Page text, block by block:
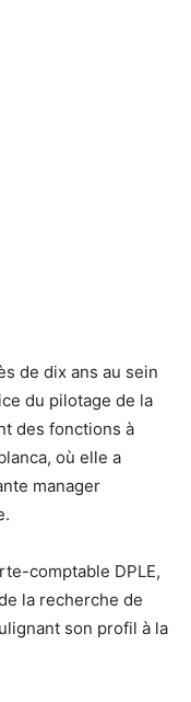
de dix ans au sein
du pilotage de la
des fonctions à
où elle a
manager
comptable DPLE,
la recherche de
son profil à la